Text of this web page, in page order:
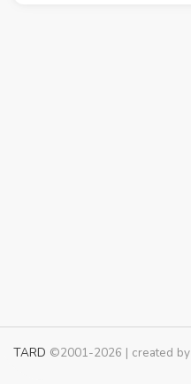
TARD ©2001-2026 | created by